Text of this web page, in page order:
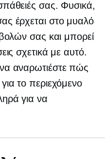
σας. Φυσικά,
έρχεται στο μυαλό
σας και μπορεί
σχετικά με αυτό.
αναρωτιέστε πώς
το περιεχόμενο
για να